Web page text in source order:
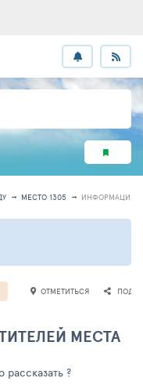
МЕСТО 1305 ИНФОРМАЦИЯ
ОТМЕТИТЬСЯ
МЕСТА
?